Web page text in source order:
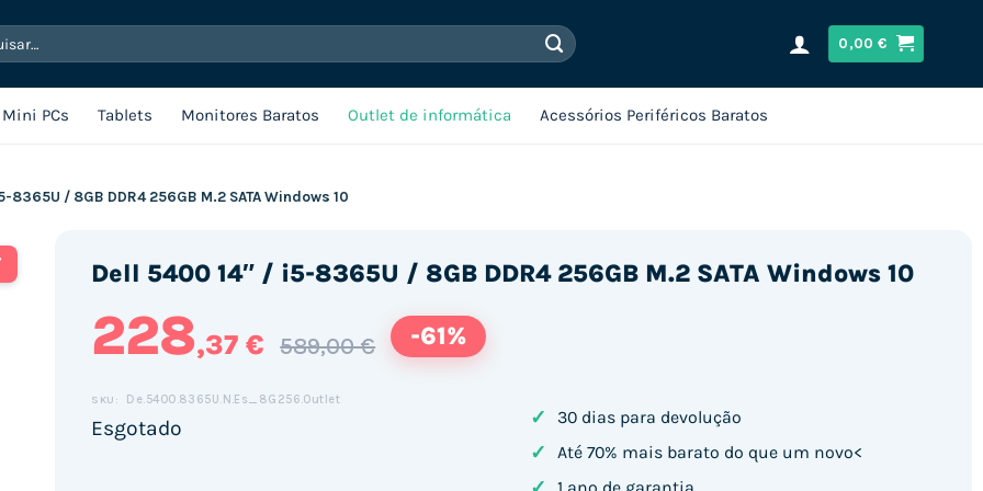
0,00€
Mini PCs Tablets Monitores Baratos Outlet de informática Acessórios Periféricos Baratos
8365U / 8GB DDR4 256GB M.2 SATA Windows 10
Dell 5400 14″ / i5-8365U / 8GB DDR4 256GB M.2 SATA Windows 10
228,37 € 589,00 € -61%
SKU: De.5400.8365U.N.Es_8G256.Outlet
Esgotado ✓ 30 dias para devolução
✓ Até 70% mais barato do que um novo<